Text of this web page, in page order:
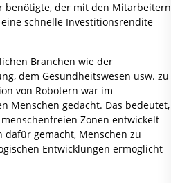
benötigte, der mit den Mitarbeitern
schnelle Investitionsrendite
Branchen wie der
dem Gesundheitswesen usw. zu
von Robotern war im
Menschen gedacht. Das bedeutet,
Zonen entwickelt
dafür gemacht, Menschen zu
Entwicklungen ermöglicht